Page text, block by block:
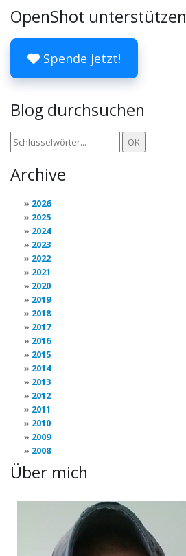
OpenShot unterstützen
Spende jetzt!
Blog durchsuchen
Archive
2026
2025
2024
2023
2022
2021
2020
2019
2018
2017
2016
2015
2014
2013
2012
2011
2010
2009
2008
Über mich